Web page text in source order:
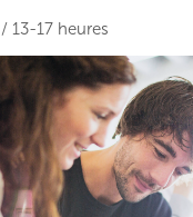
13-17 heures